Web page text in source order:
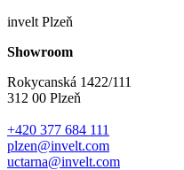
invelt Plzeň
Showroom
Rokycanská 1422/111
312 00 Plzeň
+420 377 684 111
plzen@invelt.com
uctarna@invelt.com